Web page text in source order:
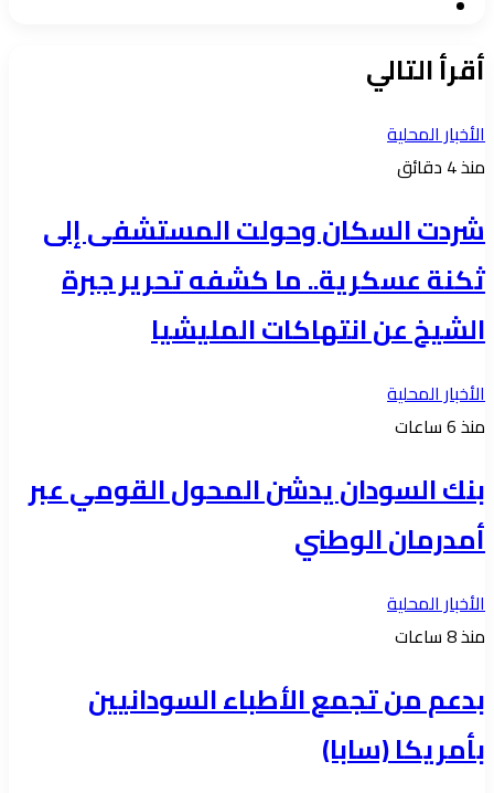
أقرأ التالي
الأخبار المحلية
منذ 4 دقائق
شردت السكان وحولت المستشفى إلى
ثكنة عسكرية.. ما كشفه تحرير جبرة
الشيخ عن انتهاكات المليشيا
الأخبار المحلية
منذ 6 ساعات
بنك السودان يدشن المحول القومي عبر
أمدرمان الوطني
الأخبار المحلية
منذ 8 ساعات
بدعم من تجمع الأطباء السودانيين
بأمريكا (سابا)